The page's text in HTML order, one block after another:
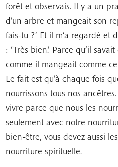
forêt et observais. Il y a un
d’un arbre et mangeait son
fais-tu ?’ Et il m’a regardé et
: ‘Très bien.’ Parce qu’il
comme il mangeait comme
Le fait est qu’à chaque fois
nourrissons tous nos
vivre parce que nous les
seulement avec notre
bien-être, vous devez aussi
nourriture spirituelle.